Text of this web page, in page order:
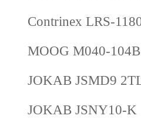
Contrinex LRS-
MOOG M040-104B
JOKAB JSMD9
JOKAB JSNY10-K